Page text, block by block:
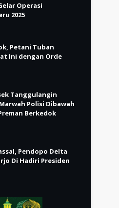
Operasi
2025
Petani Tuban
Ini dengan Orde
Tanggulangin
Polisi Dibawah
Berkedok
Pendopo Delta
Di Hadiri Presiden